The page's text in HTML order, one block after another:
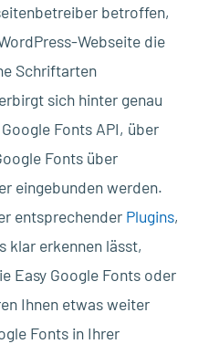
betroffen,
Webseite die
Schriftarten
sich hinter genau
Fonts API, über
Fonts über
eingebunden werden.
entsprechender Plugins,
klar erkennen lässt,
Easy Google Fonts oder
Ihnen etwas weiter
Fonts in Ihrer